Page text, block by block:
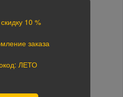
10 %
заказа
ЛЕТО